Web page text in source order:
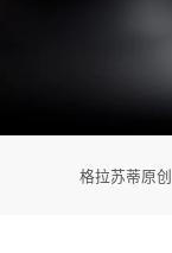
格拉苏蒂原创